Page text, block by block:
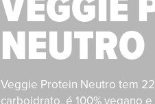
NEUTRO
Veggie Protein Neutro tem
carboidrato, é 100% vegano